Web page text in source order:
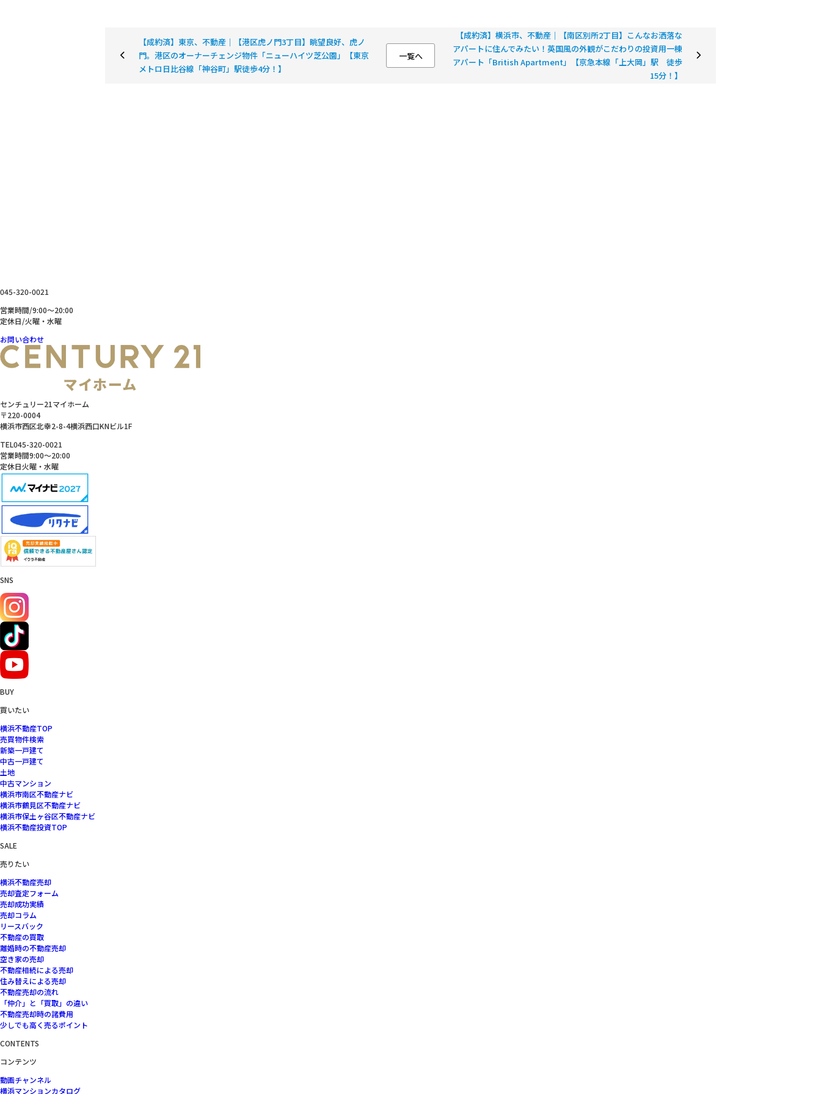
【成約済】東京、不動産｜【港区虎ノ門3丁目】眺望良好、虎ノ
門。港区のオーナーチェンジ物件「ニューハイツ芝公園」【東京
メトロ日比谷線「神谷町」駅徒歩4分！】
一覧へ
【成約済】横浜市、不動産｜【南区別所2丁目】こんなお洒落な
アパートに住んでみたい！英国風の外観がこだわりの投資用一棟
アパート「British Apartment」【京急本線「上大岡」駅 徒歩
15分！】
045-320-0021
営業時間/9:00～20:00
定休日/火曜・水曜
お問い合わせ
センチュリー21マイホーム
〒220-0004
横浜市西区北幸2-8-4横浜西口KNビル1F
TEL045-320-0021
営業時間9:00～20:00
定休日火曜・水曜
SNS
BUY
買いたい
横浜不動産TOP
売買物件検索
新築一戸建て
中古一戸建て
土地
中古マンション
横浜市南区不動産ナビ
横浜市鶴見区不動産ナビ
横浜市保土ヶ谷区不動産ナビ
横浜不動産投資TOP
SALE
売りたい
横浜不動産売却
売却査定フォーム
売却成功実績
売却コラム
リースバック
不動産の買取
離婚時の不動産売却
空き家の売却
不動産相続による売却
住み替えによる売却
不動産売却の流れ
「仲介」と「買取」の違い
不動産売却時の諸費用
少しでも高く売るポイント
CONTENTS
コンテンツ
動画チャンネル
横浜マンションカタログ